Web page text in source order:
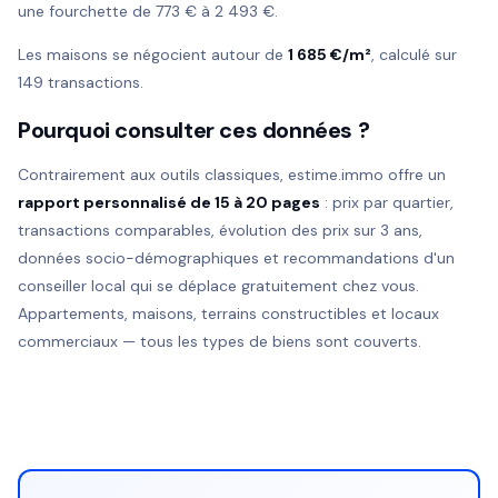
une fourchette de 773 € à 2 493 €.
Les maisons se négocient autour de 1 685 €/m², calculé sur
149 transactions.
Pourquoi consulter ces données ?
Contrairement aux outils classiques, estime.immo offre un
rapport personnalisé de 15 à 20 pages : prix par quartier,
transactions comparables, évolution des prix sur 3 ans,
données socio-démographiques et recommandations d'un
conseiller local qui se déplace gratuitement chez vous.
Appartements, maisons, terrains constructibles et locaux
commerciaux — tous les types de biens sont couverts.